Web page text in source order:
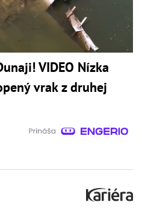
VIDEO Nízka
vrak z druhej